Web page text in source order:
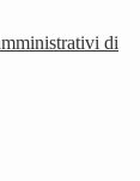
di